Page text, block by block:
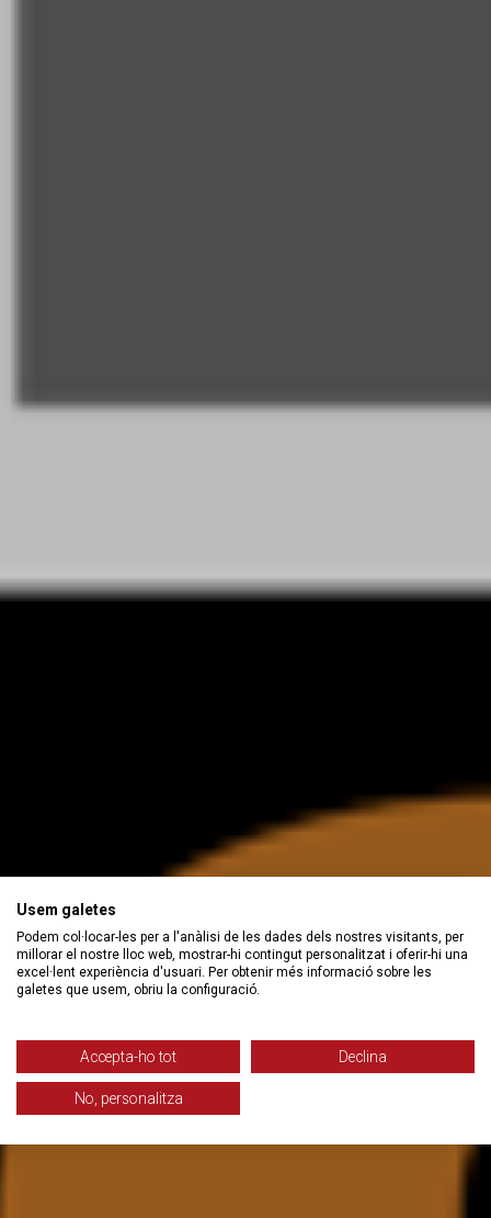
Usem galetes
Podem col·locar-les per a l'anàlisi de les dades dels nostres visitants, per
millorar el nostre lloc web, mostrar-hi contingut personalitzat i oferir-hi una
excel·lent experiència d'usuari. Per obtenir més informació sobre les
galetes que usem, obriu la configuració.
Accepta-ho tot Declina
No, personalitza